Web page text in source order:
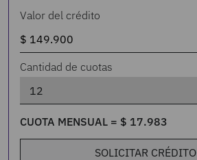
Valor del crédito
Cantidad de cuotas
CUOTA MENSUAL = $ 17.983
SOLICITAR CRÉDITO